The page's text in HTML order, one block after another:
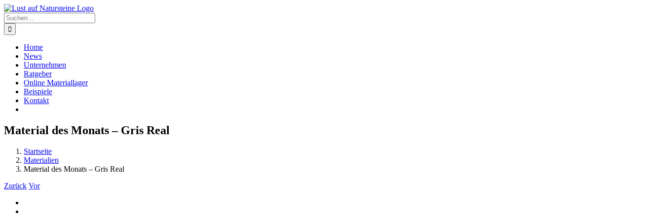
Zum
Inhalt
springen
Suche
nach:
Home
News
Unternehmen
Ratgeber
Online Materiallager
Beispiele
Kontakt
Material des Monats – Gris Real
Startseite
Materialien
Material des Monats – Gris Real
Zurück Vor